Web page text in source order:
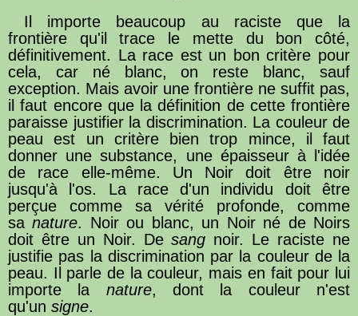
Il importe beaucoup au raciste que la
frontière qu'il trace le mette du bon côté,
définitivement. La race est un bon critère pour
cela, car né blanc, on reste blanc, sauf
exception. Mais avoir une frontière ne suffit pas,
il faut encore que la définition de cette frontière
paraisse justifier la discrimination. La couleur de
peau est un critère bien trop mince, il faut
donner une substance, une épaisseur à l'idée
de race elle-même. Un Noir doit être noir
jusqu'à l'os. La race d'un individu doit être
perçue comme sa vérité profonde, comme
sanature. Noir ou blanc, un Noir né de Noirs
doit être un Noir. Desang noir. Le raciste ne
justifie pas la discrimination par la couleur de la
peau. Il parle de la couleur, mais en fait pour lui
importe la nature, dont la couleur n'est
qu'un signe.